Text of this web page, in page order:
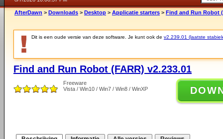
AfterDawn > Downloads > Desktop > Applicatie starters > Find and Run Robot
Dit is een oude versie van deze software. Je kunt ook de v2.239.01 (laatste
Find and Run Robot (FARR) v2.233.01
Freeware
Vista / Win10 / Win7 / Win8 / WinXP